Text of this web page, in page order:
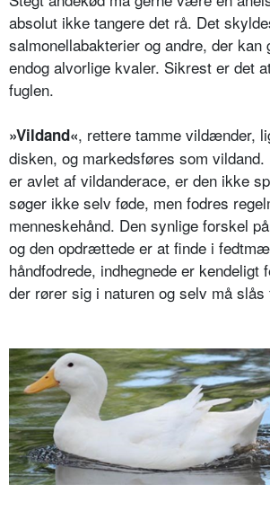
absolut ikke tangere det rå. Det
salmonellabakterier og andre, der kan
endog alvorlige kvaler. Sikrest er det
fuglen.
»Vildand«, rettere tamme vildænder,
disken, og markedsføres som
er avlet af vildanderace, er den ikke
søger ikke selv føde, men fodres
menneskehånd. Den synlige forskel
og den opdrættede er at finde i
håndfodrede, indhegnede er kendeligt
der rører sig i naturen og selv må slås